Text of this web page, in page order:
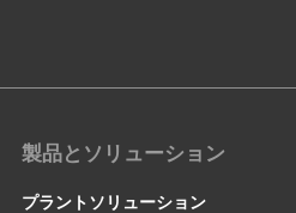
製品とソリューション
プラントソリューション